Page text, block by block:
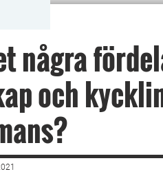
några
och